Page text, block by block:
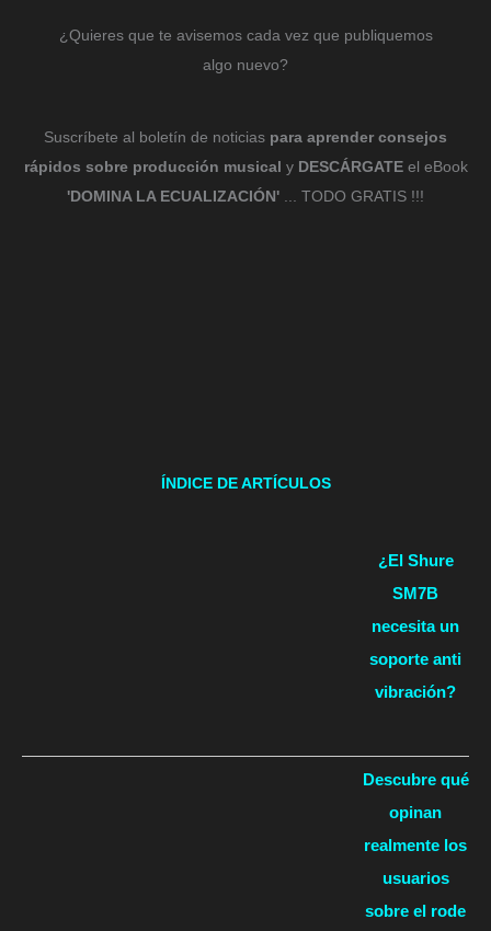
¿Quieres que te avisemos cada vez que publiquemos
algo nuevo?
Suscríbete al boletín de noticias para aprender consejos
rápidos sobre producción musical y DESCÁRGATEel eBook
'DOMINA LA ECUALIZACIÓN' ... TODO GRATIS !!!
ÍNDICE DE ARTÍCULOS
¿El Shure
SM7B
necesita un
soporte anti
vibración?
Descubre qué
opinan
realmente los
usuarios
sobre el rode